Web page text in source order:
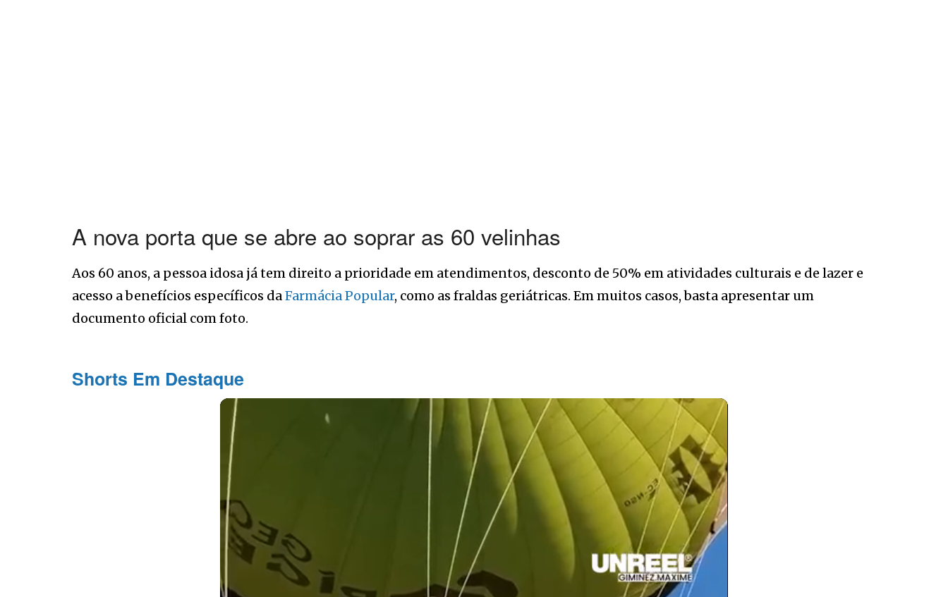
A nova porta que se abre ao soprar as 60 velinhas
Aos 60 anos, a pessoa idosa já tem direito a prioridade em atendimentos, desconto de 50% em atividades culturais e de lazer e
acesso a benefícios específicos daFarmácia Popular, como as fraldas geriátricas. Em muitos casos, basta apresentar um
documento oficial com foto.
Shorts Em Destaque